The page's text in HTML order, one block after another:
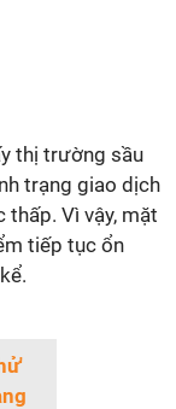
thị trường sầu
trạng giao dịch
Vì vậy, mặt
tiếp tục ổn